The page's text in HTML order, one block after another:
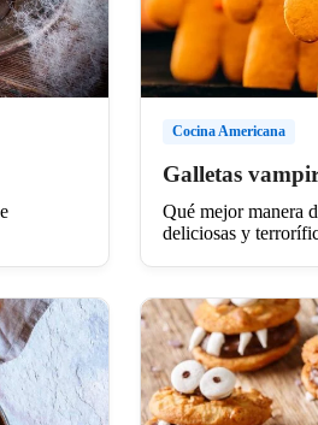
Cocina Americana
Galletas
Qué mejor manera
deliciosas y